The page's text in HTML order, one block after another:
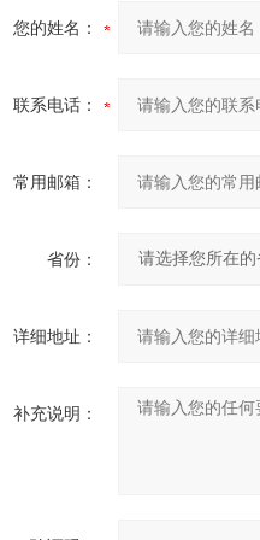
您的姓名：
联系电话：
常用邮箱：
省份：
详细地址：
补充说明：